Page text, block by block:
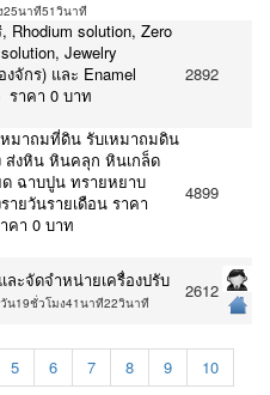
25นาที51วินาที
solution, Zero
Jewelry
งจักร) และ Enamel
ราคา 0 บาท
2892
มาถมที่ดิน รับเหมาถมดิน
ส่งหิน หินคลุก หินเกล็ด
ฉาบปูน ทรายหยาบ
ายวันรายเดือน ราคา
คา 0 บาท
4899
ละจัดจำหน่ายเครื่องปรับ
น19ชั่วโมง41นาที22วินาที
2612
5 6 7 8 9
10